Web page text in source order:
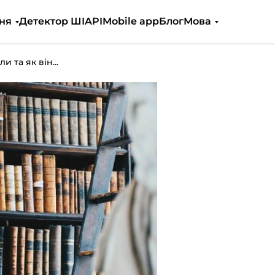
Детектор ШІAPIMobile appБлогМова
та як він...